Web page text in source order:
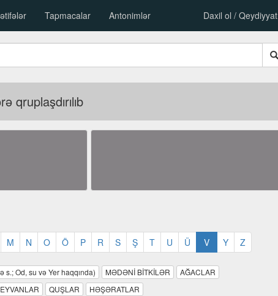
Tapmacalar Antonimlər Daxil ol / Qeydiyyat
qruplaşdırılıb
M N O Ö P R S Ş T U Ü V Y Z
s.; Od, su və Yer haqqında) MƏDƏNİ BİTKİLƏR
AĞACLAR
QUŞLAR
HƏŞƏRATLAR